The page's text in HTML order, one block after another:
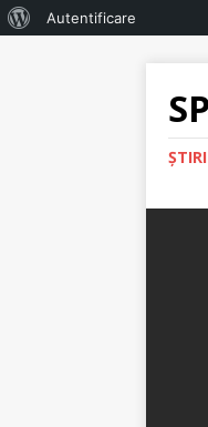
Autentificare